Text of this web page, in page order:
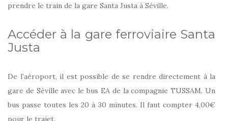
prendre le train de la gare Santa Justa à Séville.
Accéder à la gare ferroviaire Santa
Justa
De l’aéroport, il est possible de se rendre directement à la
gare de Séville avec le bus EA de la compagnie TUSSAM. Un
bus passe toutes les 20 à 30 minutes. Il faut compter 4,00€
pour le trajet.